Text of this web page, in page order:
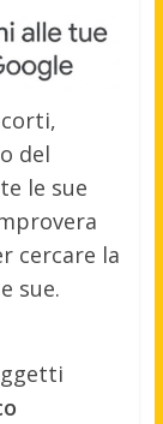
del
le sue
cercare la
sue.